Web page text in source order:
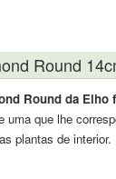
Round
Round da
que lhe
plantas de interior.